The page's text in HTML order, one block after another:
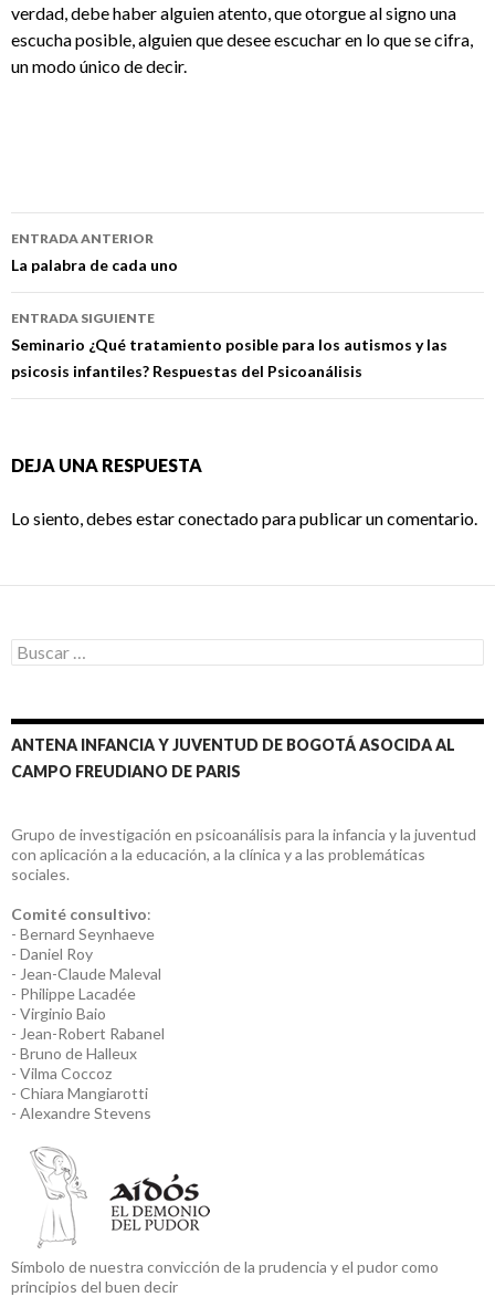
verdad, debe haber alguien atento, que otorgue al signo una
escucha posible, alguien que desee escuchar en lo que se cifra,
un modo único de decir.
Navegación
de
entradas
ENTRADA ANTERIOR
La palabra de cada uno
ENTRADA SIGUIENTE
Seminario ¿Qué tratamiento posible para los autismos y las
psicosis infantiles? Respuestas del Psicoanálisis
DEJA UNA RESPUESTA
Lo siento, debes estarconectadopara publicar un comentario.
Buscar:
ANTENA INFANCIA Y JUVENTUD DE BOGOTÁ ASOCIDA AL
CAMPO FREUDIANO DE PARIS
Grupo de investigación en psicoanálisis para la infancia y la juventud
con aplicación a la educación, a la clínica y a las problemáticas
sociales.
Comité consultivo:
- Bernard Seynhaeve
- Daniel Roy
- Jean-Claude Maleval
- Philippe Lacadée
- Virginio Baio
- Jean-Robert Rabanel
- Bruno de Halleux
- Vilma Coccoz
- Chiara Mangiarotti
- Alexandre Stevens
Símbolo de nuestra convicción de la prudencia y el pudor como
principios del buen decir